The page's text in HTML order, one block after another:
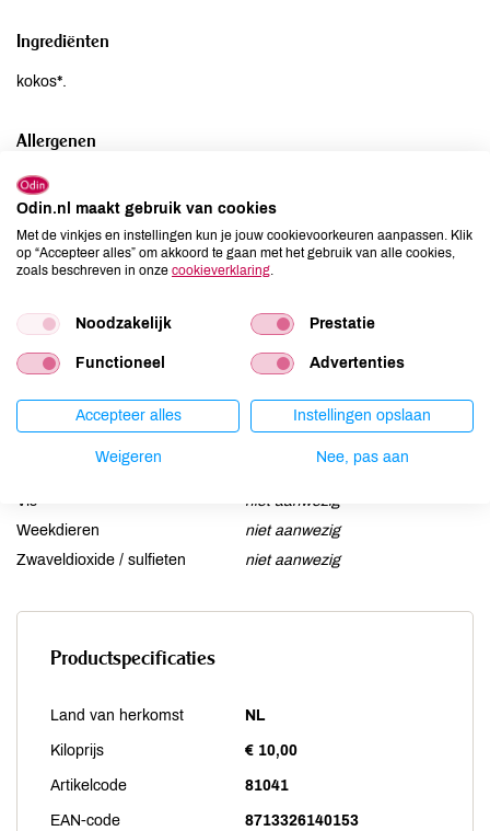
Ingrediënten
kokos*.
Allergenen
Aardnoten
Ei
niet aanwezig
Gluten
kan bevatten
Lactose
niet aanwezig
Mosterd
niet aanwezig
Noten
kan bevatten
niet aanwezig
Vis
niet aanwezig
Weekdieren
niet aanwezig
Zwaveldioxide / sulfieten
niet aanwezig
Productspecificaties
Land van herkomst NL
Kiloprijs € 10,00
Artikelcode 81041
EAN-code 8713326140153
Odin.nl maakt gebruik van cookies
Met de vinkjes en instellingen kun je jouw cookievoorkeuren aanpassen. Klik
op “Accepteer alles” om akkoord te gaan met het gebruik van alle cookies,
zoals beschreven in onze cookieverklaring
Noodzakelijk Prestatie
Functioneel Advertenties
Accepteer alles Instellingen opslaan
Weigeren Nee, pas aan